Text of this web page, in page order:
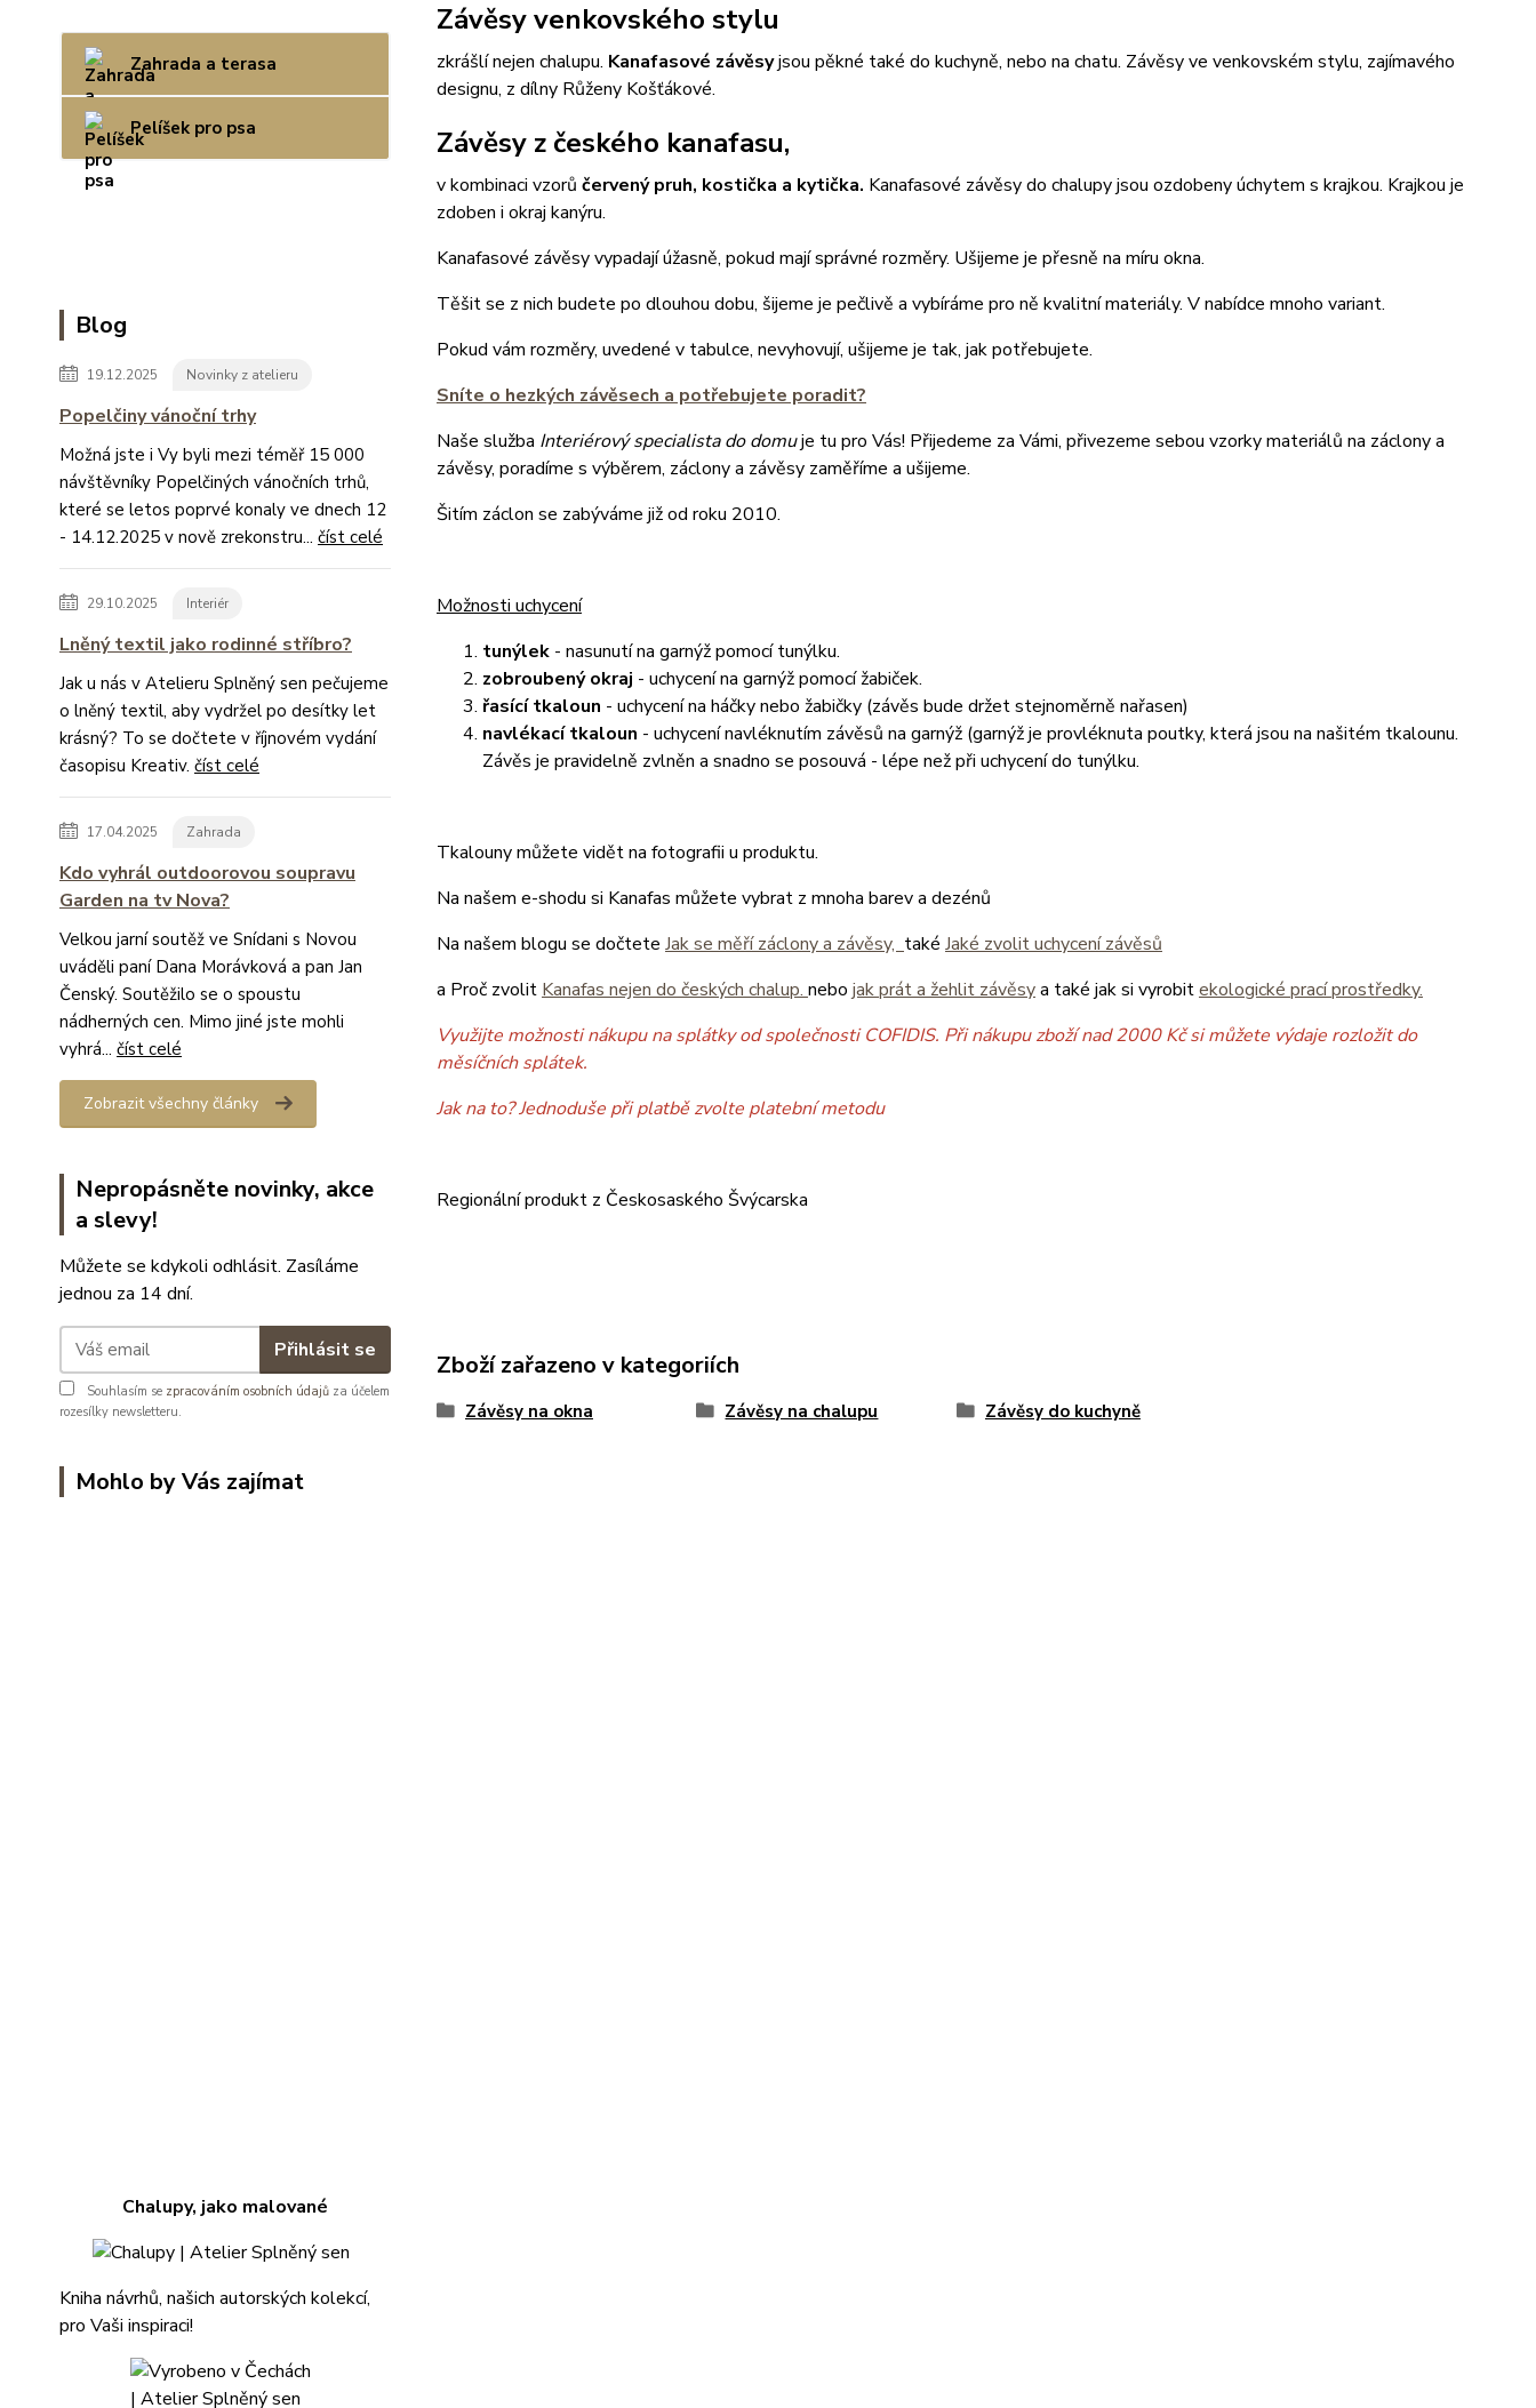
Zahrada a terasa
Pelíšek pro psa
Blog
19.12.2025 Novinky z atelieru
Popelčiny vánoční trhy
Možná jste i Vy byli mezi téměř 15 000
návštěvníky Popelčiných vánočních trhů,
které se letos poprvé konaly ve dnech 12
- 14.12.2025 v nově zrekonstru... číst celé
29.10.2025 Interiér
Lněný textil jako rodinné stříbro?
Jak u nás v Atelieru Splněný sen pečujeme
o lněný textil, aby vydržel po desítky let
krásný? To se dočtete v říjnovém vydání
časopisu Kreativ. číst celé
17.04.2025 Zahrada
Kdo vyhrál outdoorovou soupravu
Garden na tv Nova?
Velkou jarní soutěž ve Snídani s Novou
uváděli paní Dana Morávková a pan Jan
Čenský. Soutěžilo se o spoustu
nádherných cen. Mimo jiné jste mohli
vyhrá... číst celé
Zobrazit všechny články
Nepropásněte novinky, akce
a slevy!
Můžete se kdykoli odhlásit. Zasíláme
jednou za 14 dní.
Přihlásit se
Souhlasím se zpracováním osobních údajů za účelem
rozesílky newsletteru.
Mohlo by Vás zajímat
Chalupy, jako malované
Kniha návrhů, našich autorských kolekcí,
pro Vaši inspiraci!
Závěsy venkovského stylu
zkrášlí nejen chalupu. Kanafasové závěsyjsou pěkné také do kuchyně, nebo na chatu. Závěsy ve venkovském stylu, zajímavého
designu, z dílny Růženy Košťákové.
Závěsy z českého kanafasu,
v kombinaci vzorů červený pruh, kostička a kytička. Kanafasové závěsy do chalupy jsou ozdobeny úchytem s krajkou. Krajkou je
zdoben i okraj kanýru.
Kanafasové závěsy vypadají úžasně, pokud mají správné rozměry. Ušijeme je přesně na míru okna.
Těšit se z nich budete po dlouhou dobu, šijeme je pečlivě a vybíráme pro ně kvalitní materiály. V nabídce mnoho variant.
Pokud vám rozměry, uvedené v tabulce, nevyhovují, ušijeme je tak, jak potřebujete.
Sníte o hezkých závěsech a potřebujete poradit?
Naše služba Interiérový specialista do domuje tu pro Vás! Přijedeme za Vámi, přivezeme sebou vzorky materiálů na záclony a
závěsy, poradíme s výběrem, záclony a závěsy zaměříme a ušijeme.
Šitím záclon se zabýváme již od roku 2010.
Možnosti uchycení
tunýlek - nasunutí na garnýž pomocí tunýlku.
zobroubený okraj - uchycení na garnýž pomocí žabiček.
řasící tkaloun - uchycení na háčky nebo žabičky (závěs bude držet stejnoměrně nařasen)
navlékací tkaloun - uchycení navléknutím závěsů na garnýž (garnýž je provléknuta poutky, která jsou na našitém tkalounu.
Závěs je pravidelně zvlněn a snadno se posouvá - lépe než při uchycení do tunýlku.
Tkalouny můžete vidět na fotografii u produktu.
Na našem e-shodu si Kanafas můžete vybrat z mnoha barev a dezénů
Na našem blogu se dočtete Jak se měří záclony a závěsy, také Jaké zvolit uchycení závěsů
a Proč zvolit Kanafas nejen do českých chalup. nebo jak prát a žehlit závěsya také jak si vyrobitekologické prací prostředky.
Využijte možnosti nákupu na splátky od společnosti COFIDIS. Při nákupu zboží nad 2000 Kč si můžete výdaje rozložit do
měsíčních splátek.
Jak na to? Jednoduše při platbě zvolte platební metodu
Regionální produkt z Českosaského Švýcarska
Zboží zařazeno v kategoriích
Závěsy na okna Závěsy na chalupu Závěsy do kuchyně